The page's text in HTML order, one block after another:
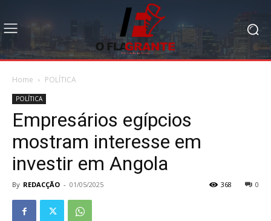
Home POLÍTICA
POLÍTICA
Empresários egípcios
mostram interesse em
investir em Angola
By REDACÇÃO - 01/05/2025 0
368